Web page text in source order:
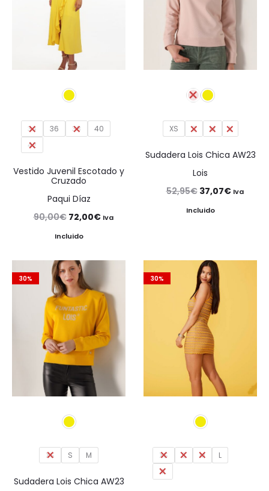
34 36 38
40
42
Vestido Juvenil Escotado y
Cruzado
Paqui Díaz
90,00€ El
precio
era:
90,00€.
72,00€El
72,00€.
Iva
Incluido
XS S M L
Sudadera Lois Chica AW23
Lois
52,95€ El
precio
52,95€.
37,07€El
37,07€.
Iva
Incluido
30%
XS S M
Sudadera Lois Chica AW23
30%
XS S M
L
XL